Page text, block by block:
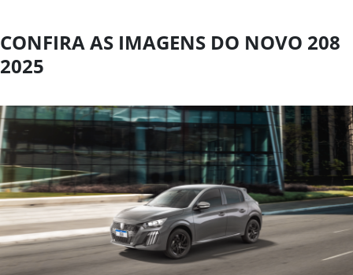
CONFIRA AS IMAGENS DO NOVO 208
2025